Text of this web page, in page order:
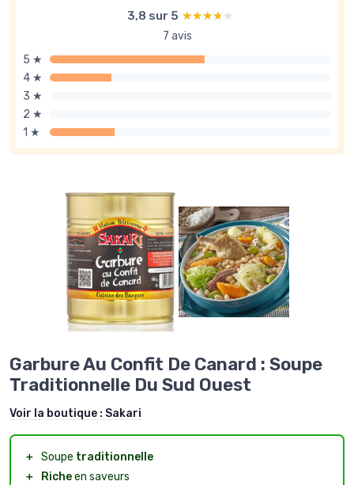
3,8 sur 5 ★★★★★
★★★★★
7 avis
5 ★
4 ★
3 ★
2 ★
1 ★
Garbure Au Confit De Canard : Soupe
Traditionnelle Du Sud Ouest
Voir la boutique : Sakari
＋ Soupe traditionnelle
＋
Richeen saveurs